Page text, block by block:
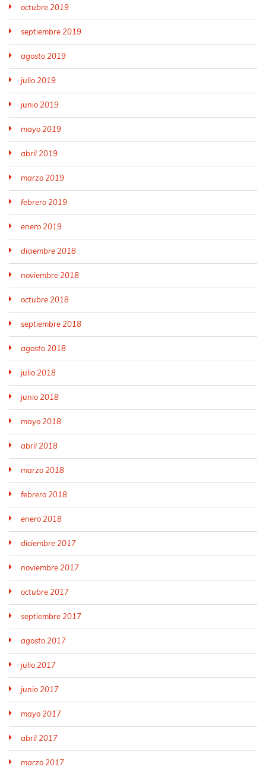
octubre 2019
septiembre 2019
agosto 2019
julio 2019
junio 2019
mayo 2019
abril 2019
marzo 2019
febrero 2019
enero 2019
diciembre 2018
noviembre 2018
octubre 2018
septiembre 2018
agosto 2018
julio 2018
junio 2018
mayo 2018
abril 2018
marzo 2018
febrero 2018
enero 2018
diciembre 2017
noviembre 2017
octubre 2017
septiembre 2017
agosto 2017
julio 2017
junio 2017
mayo 2017
abril 2017
marzo 2017